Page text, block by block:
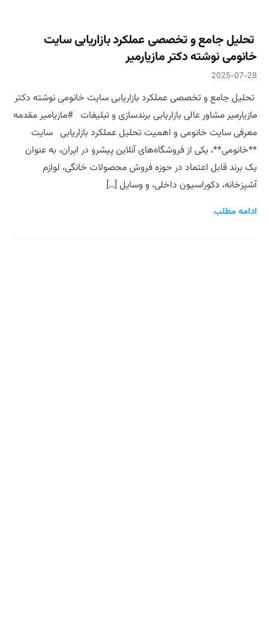
تحلیل جامع و تخصصی عملکرد بازاریابی سایت
خانومی نوشته دکتر مازیارمیر
2025-07-28
تحلیل جامع و تخصصی عملکرد بازاریابی سایت خانومی نوشته دکتر
مازیارمیر مشاور عالی بازاریابی برندسازی و‌ تبلیغات #مازیامیر مقدمه
معرفی سایت خانومی و اهمیت تحلیل عملکرد بازاریابی سایت
**خانومی**، یکی از فروشگاه‌های آنلاین پیشرو در ایران، به عنوان
یک برند قابل اعتماد در حوزه فروش محصولات خانگی، لوازم
آشپزخانه، دکوراسیون داخلی، و وسایل […]
ادامه مطلب